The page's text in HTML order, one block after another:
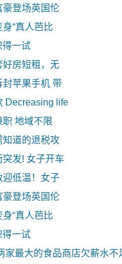
豪登场英国伦
“真人芭比
得一试
好房短租，无
封苹果手机 带
Decreasing life
地域不限
知道的退税攻
发! 女子开车
迎低温！女子
豪登场英国伦
“真人芭比
得一试
家最大的食品商店欠薪水不